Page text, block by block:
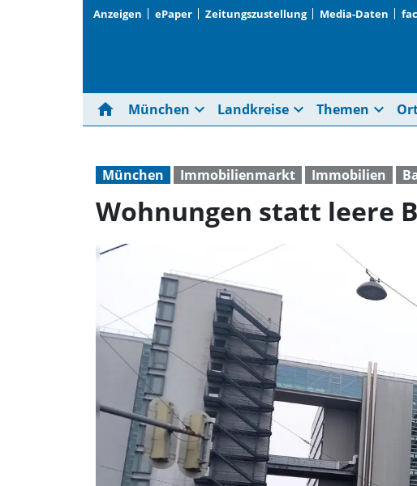
Anzeigen ePaper Zeitungszustellung Media-Daten
home München expand_more Landkreise expand_more Themen expand_more
München Immobilienmarkt Immobilien
Wohnungen statt leere